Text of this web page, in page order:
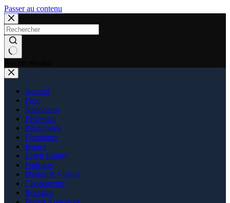
Passer au contenu
Accueil
Pros
Nationales
Fédérales
Régionales
Féminines
Jeunes
Esprit Rugby
Podcasts
Photos & Vidéos
Classements
Résultats